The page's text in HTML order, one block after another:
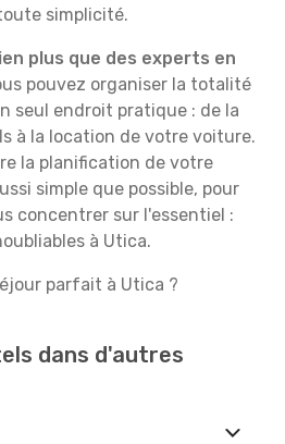
simplicité.
plus que des experts en
pouvez organiser la totalité
seul endroit pratique : de la
à la location de votre voiture.
la planification de votre
simple que possible, pour
concentrer sur l'essentiel :
à Utica.
parfait à Utica ?
dans d'autres